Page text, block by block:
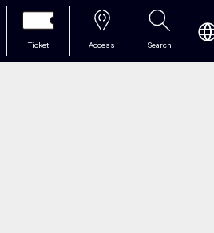
Ticket Access Search